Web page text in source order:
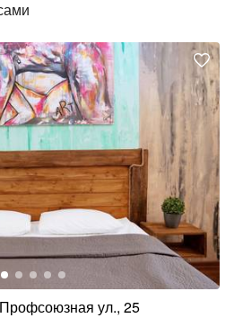
ул., 25